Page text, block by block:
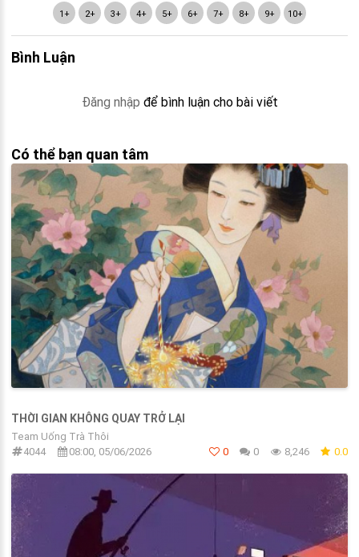
1+ 2+ 3+ 4+ 5+ 6+ 7+ 8+ 9+ 10+
Bình Luận
Đăng nhập để bình luận cho bài viết
Có thể bạn quan tâm
THỜI GIAN KHÔNG QUAY TRỞ LẠI
Team Uống Trà Thôi
4044
08:00, 05/06/2026 0 0 8,246 0.0